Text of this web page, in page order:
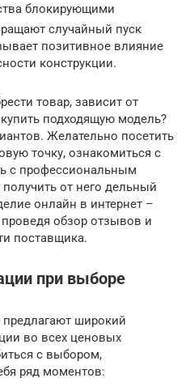
блокирующими
случайный пуск
позитивное влияние
конструкции.
товар, зависит от
подходящую модель?
Желательно посетить
точку, ознакомиться с
с профессиональным
от него дельный
онлайн в интернет –
обзор отзывов и
поставщика.
при выборе
широкий
во всех ценовых
с выбором,
ряд моментов: